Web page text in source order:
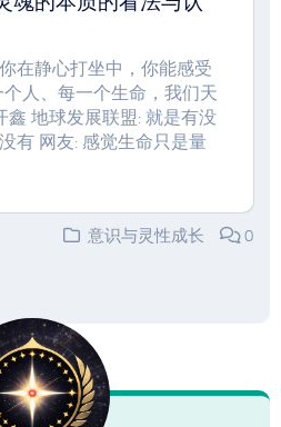
在静心打坐中，你能感受
人、每一个生命，我们天
鑫 地球发展联盟: 就是有没
有 网友: 感觉生命只是量
意识与灵性成长
0